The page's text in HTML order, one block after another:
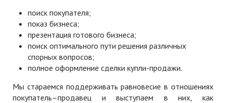
поиск покупателя;
показ бизнеса;
презентация готового бизнеса;
поиск оптимального пути решения различных
спорных вопросов;
полное оформление сделки купли-продажи.
Мы стараемся поддерживать равновесие в отношениях
покупатель–продавец и выступаем в них, как